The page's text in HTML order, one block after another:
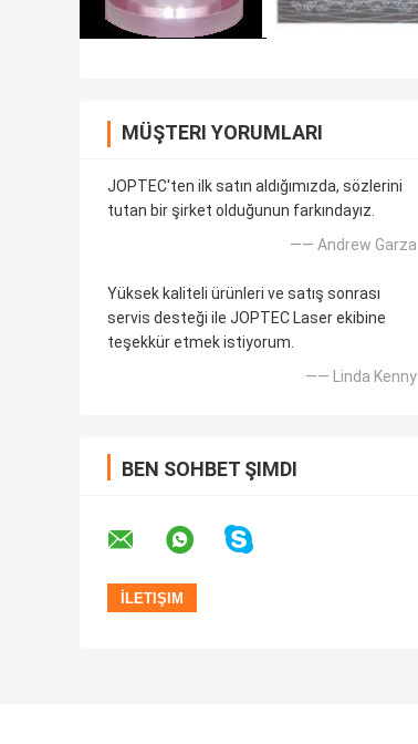
MÜŞTERI YORUMLARI
JOPTEC'ten ilk satın aldığımızda, sözlerini
tutan bir şirket olduğunun farkındayız.
—— Andrew Garza
Yüksek kaliteli ürünleri ve satış sonrası
servis desteği ile JOPTEC Laser ekibine
teşekkür etmek istiyorum.
—— Linda Kenny
BEN SOHBET ŞIMDI